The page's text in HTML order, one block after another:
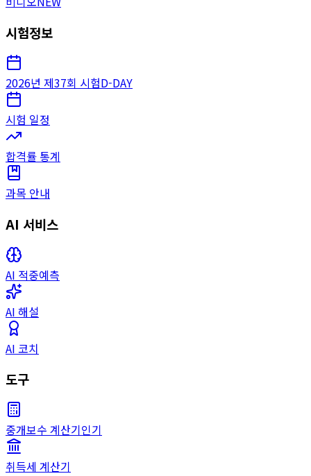
시험정보
2026년 제37회 시험D-DAY
시험 일정
합격률 통계
과목 안내
AI 서비스
AI 적중예측
AI 해설
AI 코치
도구
중개보수 계산기인기
취득세 계산기